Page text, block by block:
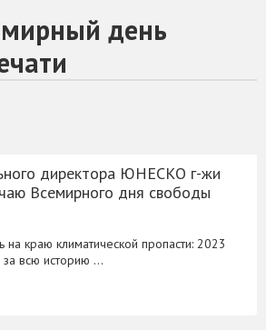
день
директора ЮНЕСКО г-жи
Всемирного дня свободы
на краю климатической пропасти: 2023
всю историю …